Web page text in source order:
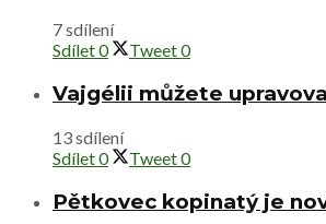
7 sdílení
Sdílet0 Tweet0
Vajgélii můžete
13 sdílení
Sdílet0 Tweet0
Pětkovec kopinatý je